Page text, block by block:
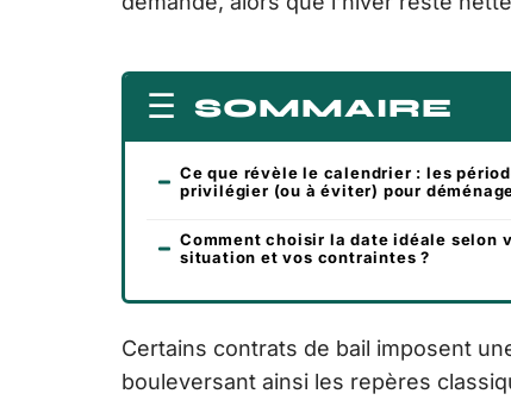
SOMMAIRE
Ce que révèle le calendrier : les
privilégier (ou à éviter) pour
Comment choisir la date idéale selon
situation et vos contraintes ?
Certains contrats de bail imposent
bouleversant ainsi les repères